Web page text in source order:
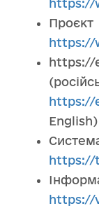
https://
https://
https://
https://
English)
https://
https://